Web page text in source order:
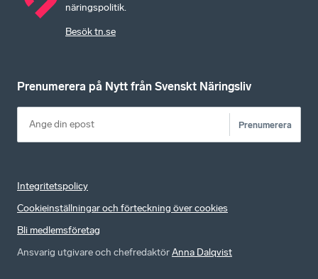
näringspolitik.
Besök tn.se
Prenumerera på Nytt från Svenskt Näringsliv
Prenumerera
Integritetspolicy
Cookieinställningar och förteckning över cookies
Bli medlemsföretag
Ansvarig utgivare och chefredaktörAnna Dalqvist